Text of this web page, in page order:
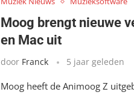
Moog brengt nieuwe
en Mac uit
door Franck 5 jaar geleden
Moog heeft de Animoog Z